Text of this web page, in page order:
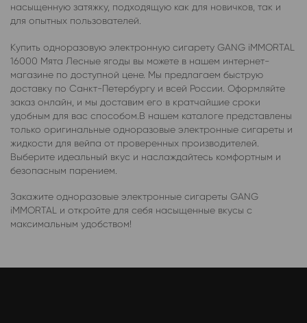
насыщенную затяжку, подходящую как для новичков, так и
для опытных пользователей.
Купить одноразовую электронную сигарету GANG iMMORTAL
16000 Мята Лесные ягоды вы можете в нашем интернет-
магазине по доступной цене. Мы предлагаем быструю
доставку по Санкт-Петербургу и всей России. Оформляйте
заказ онлайн, и мы доставим его в кратчайшие сроки
удобным для вас способом.В нашем каталоге представлены
только оригинальные одноразовые электронные сигареты и
жидкости для вейпа от проверенных производителей.
Выберите идеальный вкус и наслаждайтесь комфортным и
безопасным парением.
Закажите одноразовые электронные сигареты GANG
iMMORTAL и откройте для себя насыщенные вкусы с
максимальным удобством!